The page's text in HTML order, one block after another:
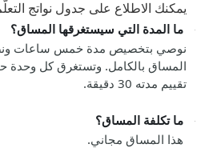
يمكنك الاطلاع على جدول نواتج
ما المدة التي سيستغرقها المساق؟
تقييم مدته 30 دقيقة.
ما تكلفة المساق؟
هذا المساق مجاني.